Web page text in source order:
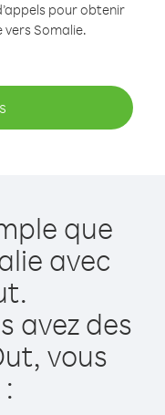
pour obtenir
vers Somalie.
que
avec
avez des
vous